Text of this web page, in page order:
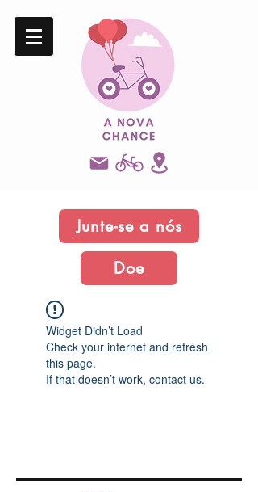
Junte-se a nós
Doe
Widget Didn’t Load
Check your internet and refresh
this page.
If that doesn’t work, contact us.